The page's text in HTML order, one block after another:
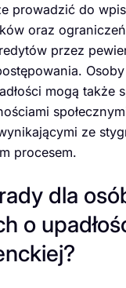
prowadzić do
oraz
przez
mogą także
ze
procesem.
dla
o